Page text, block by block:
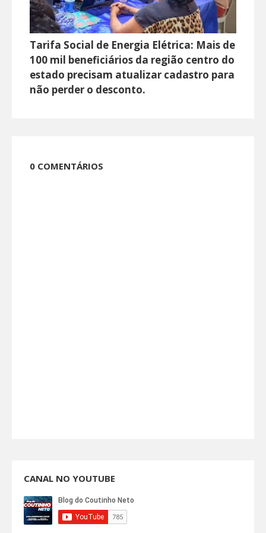
Tarifa Social de Energia Elétrica: Mais de
100 mil beneficiários da região centro do
estado precisam atualizar cadastro para
não perder o desconto.
0 COMENTÁRIOS
CANAL NO YOUTUBE